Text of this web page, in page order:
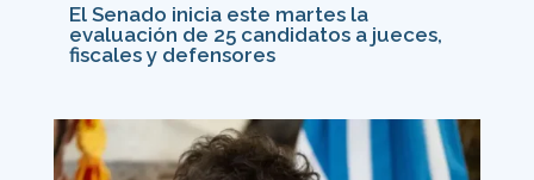
El Senado inicia este martes la
evaluación de 25 candidatos a jueces,
fiscales y defensores